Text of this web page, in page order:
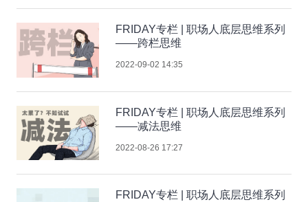
FRIDAY专栏 | 职场人底层思维系列
——跨栏思维
2022-09-02 14:35
FRIDAY专栏 | 职场人底层思维系列
——减法思维
2022-08-26 17:27
FRIDAY专栏 | 职场人底层思维系列